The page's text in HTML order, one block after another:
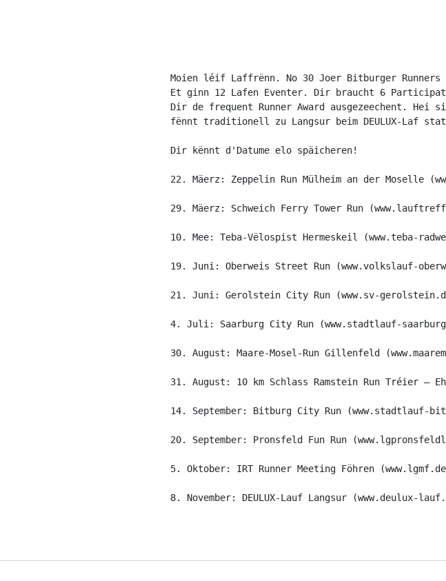
Moien léif Laffrënn. No 30 Joer Bitburger Runners
Et ginn 12 Lafen Eventer. Dir braucht 6
Dir de frequent Runner Award ausgezeechent.
fënnt traditionell zu Langsur beim DEULUX-Laf
Dir kënnt d'Datume elo späicheren!
22. Mäerz: Zeppelin Run Mülheim an der Moselle
29. Mäerz: Schweich Ferry Tower Run
10. Mee: Teba-Vëlospist Hermeskeil (www.teba-
19. Juni: Oberweis Street Run (www.volkslauf-
21. Juni: Gerolstein City Run (www.sv-
4. Juli: Saarburg City Run (www.stadtlauf-
30. August: Maare-Mosel-Run Gillenfeld
31. August: 10 km Schlass Ramstein Run Tréier –
14. September: Bitburg City Run (www.stadtlauf-
20. September: Pronsfeld Fun Run
5. Oktober: IRT Runner Meeting Föhren
8. November: DEULUX-Lauf Langsur (www.deulux-